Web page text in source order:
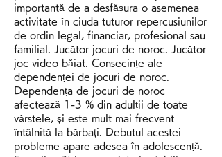
importantă de a desfășura o asemenea
activitate în ciuda tuturor repercusiunilor
de ordin legal, financiar, profesional sau
familial. Jucător jocuri de noroc. Jucător
joc video băiat. Consecințe ale
dependenței de jocuri de noroc.
Dependența de jocuri de noroc
afectează 1-3 % din adulții de toate
vârstele, și este mult mai frecvent
întâlnită la bărbați. Debutul acestei
probleme apare adesea în adolescență.